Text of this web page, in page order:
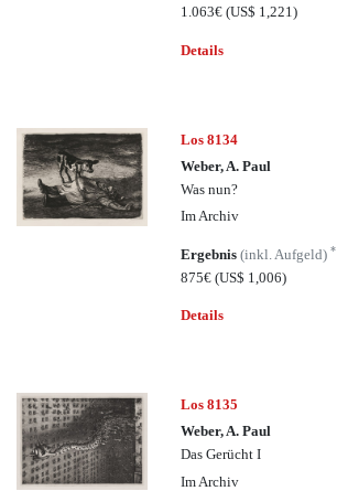
1.063€(US$ 1,221)
Details
Los 8134
Weber, A. Paul
Was nun?
Im Archiv
Ergebnis(inkl. Aufgeld)*
875€(US$ 1,006)
Details
Los 8135
Weber, A. Paul
Das Gerücht I
Im Archiv